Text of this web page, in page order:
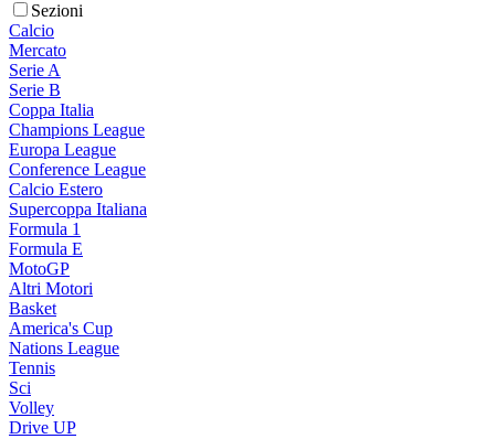
Sezioni
Calcio
Mercato
Serie A
Serie B
Coppa Italia
Champions League
Europa League
Conference League
Calcio Estero
Supercoppa Italiana
Formula 1
Formula E
MotoGP
Altri Motori
Basket
America's Cup
Nations League
Tennis
Sci
Volley
Drive UP